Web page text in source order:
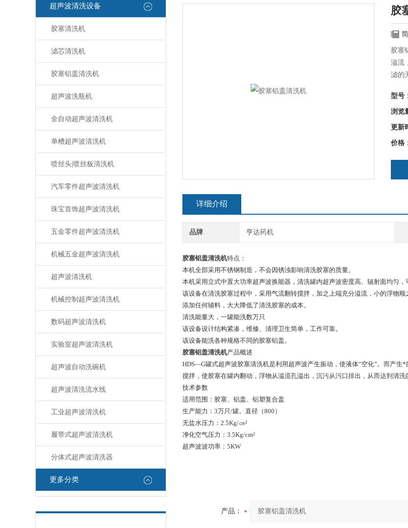
超声波清洗设备
胶塞清洗机
滤芯清洗机
胶塞铝盖清洗机
超声波洗瓶机
全自动超声波清洗机
单槽超声波清洗机
喷丝头|喷丝板清洗机
汽车零件超声波清洗机
珠宝首饰超声波清洗机
五金零件超声波清洗机
机械五金超声波清洗机
超声波清洗机
机械控制超声波清洗机
数码超声波清洗机
实验室超声波清洗机
超声波自动洗碗机
超声波清洗流水线
工业超声波清洗机
履带式超声波清洗机
分体式超声波清洗器
更多分类
胶
胶塞
溢流
滤的
型号
浏览
更新
价格
详细介绍
品牌 亨达药机
胶塞铝盖清洗机特点：
本机全部采用不锈钢制造，不会因锈浊影响清洗胶塞的质量。
本机采用立式中置大功率超声波换能器，清洗罐内超声波密度高、辐射面均匀，
该设备在清洗胶塞过程中，采用气流翻转搅拌，加之上端充分溢流，小的浮物
添加任何辅料，大大降低了清洗胶塞的成本。
清洗能量大，一罐能洗数万只
该设备设计结构紧凑，维修、清理卫生简单，工作可靠。
该设备能洗各种规格不同的胶塞铝盖。
胶塞铝盖清洗机产品概述
HDS—G罐式超声波胶塞清洗机是利用超声波产生振动，使液体“空化”。而产
搅拌，使胶塞在罐内翻动，浮物从溢流孔溢出，沉污从污口排出，从而达到清
技术参数
适用范围：胶塞、铝盖、铝塑复合盖
生产能力：3万只/罐。直径（800）
无盐水压力：2.5Kg/㎝²
净化空气压力：3.5Kg/cm²
超声波波功率：5KW
产品：